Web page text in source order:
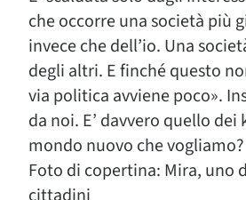
che occorre una società più
invece che dell’io. Una
degli altri. E finché questo
via politica avviene poco».
da noi. E’ davvero quello
mondo nuovo che vogliamo?
Foto di copertina: Mira, uno